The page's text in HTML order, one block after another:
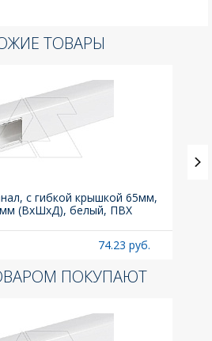
ТОВАРЫ
с гибкой крышкой 65мм,
(ВхШхД), белый, ПВХ
74.23 руб.
ПОКУПАЮТ